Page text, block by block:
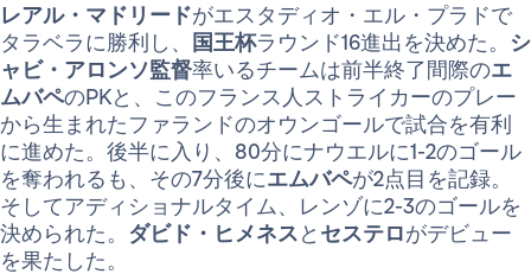
レアル・マドリードがエスタディオ・エル・プラドで
タラベラに勝利し、
国王杯ラウンド16進出を決めた。 シ
ャビ・アロンソ監督率いるチームは前半終了間際のエ
ムバペのPKと、このフランス人ストライカーのプレー
から生まれたファランドのオウンゴールで試合を有利
に進めた。後半に入り、80分にナウエルに1-2のゴール
を奪われるも、その7分後にエムバペが2点目を記録。
そしてアディショナルタイム、レンゾに2-3のゴールを
決められた。 ダビド・ヒメネスと セステロがデビュー
を果たした。